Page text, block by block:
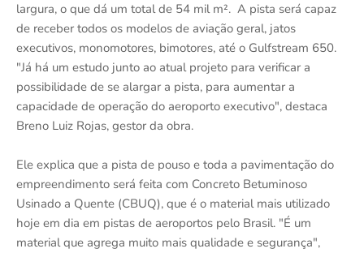
largura, o que dá um total de 54 mil m². A pista será capaz
de receber todos os modelos de aviação geral, jatos
executivos, monomotores, bimotores, até o Gulfstream 650.
"Já há um estudo junto ao atual projeto para verificar a
possibilidade de se alargar a pista, para aumentar a
capacidade de operação do aeroporto executivo", destaca
Breno Luiz Rojas, gestor da obra.
Ele explica que a pista de pouso e toda a pavimentação do
empreendimento será feita com Concreto Betuminoso
Usinado a Quente (CBUQ), que é o material mais utilizado
hoje em dia em pistas de aeroportos pelo Brasil. "É um
material que agrega muito mais qualidade e segurança",